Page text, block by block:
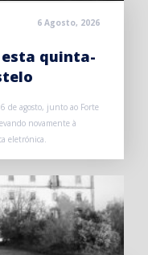
6 Agosto, 2026
esta quinta-
de agosto, junto ao Forte
novamente à
eletrónica.